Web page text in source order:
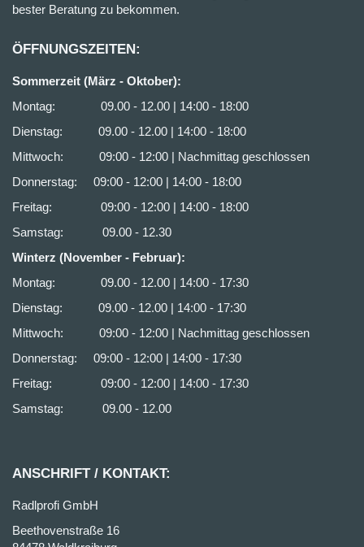
bester Beratung zu bekommen.
ÖFFNUNGSZEITEN:
Sommerzeit (März - Oktober):
Montag: 09.00 - 12.00 | 14:00 - 18:00
Dienstag: 09.00 - 12.00 | 14:00 - 18:00
Mittwoch: 09:00 - 12:00 | Nachmittag geschlossen
Donnerstag: 09:00 - 12:00 | 14:00 - 18:00
Freitag: 09:00 - 12:00 | 14:00 - 18:00
Samstag: 09.00 - 12.30
Winterz (November - Februar):
Montag: 09.00 - 12.00 | 14:00 - 17:30
Dienstag: 09.00 - 12.00 | 14:00 - 17:30
Mittwoch: 09:00 - 12:00 | Nachmittag geschlossen
Donnerstag: 09:00 - 12:00 | 14:00 - 17:30
Freitag: 09:00 - 12:00 | 14:00 - 17:30
Samstag: 09.00 - 12.00
ANSCHRIFT / KONTAKT:
Radlprofi GmbH
Beethovenstraße 16